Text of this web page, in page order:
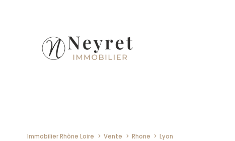
Immobilier Rhône Loire Vente Rhone Lyon